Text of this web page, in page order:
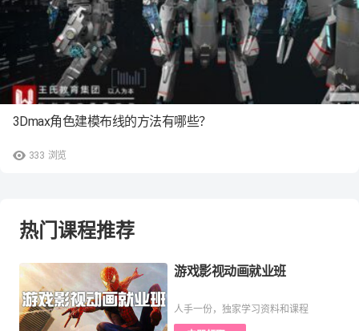
333 浏览
3Dmax角色建模布线的方法有哪些？
热门课程推荐
游戏影视动画就业班
人手一份，独家学习资料和课程